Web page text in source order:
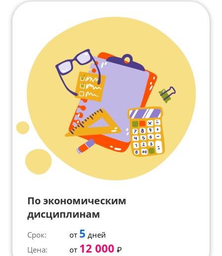
По экономическим
дисциплинам
Срок: от 5 дней
Цена:
от 12 000 ₽